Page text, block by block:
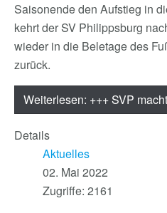
Saisonende den Aufstieg in
kehrt der SV Philippsburg
wieder in die Beletage des
zurück.
Weiterlesen: +++ SVP
Details
Aktuelles
02. Mai 2022
Zugriffe: 2161